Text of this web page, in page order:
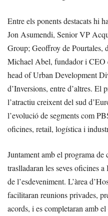
Entre els ponents destacats hi
Jon Asumendi, Senior VP
Group; Geoffroy de Pourtales,
Michael Abel, fundador i CEO
head of Urban Development
d’Inversions, entre d’altres. El
l’atractiu creixent del sud
l’evolució de segments com
oficines, retail, logística i
Juntament amb el programa
traslladaran les seves oficines
de l’esdeveniment. L’àrea
facilitaran reunions privades,
acords, i es completaran amb